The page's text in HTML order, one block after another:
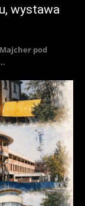
wystawa
pod